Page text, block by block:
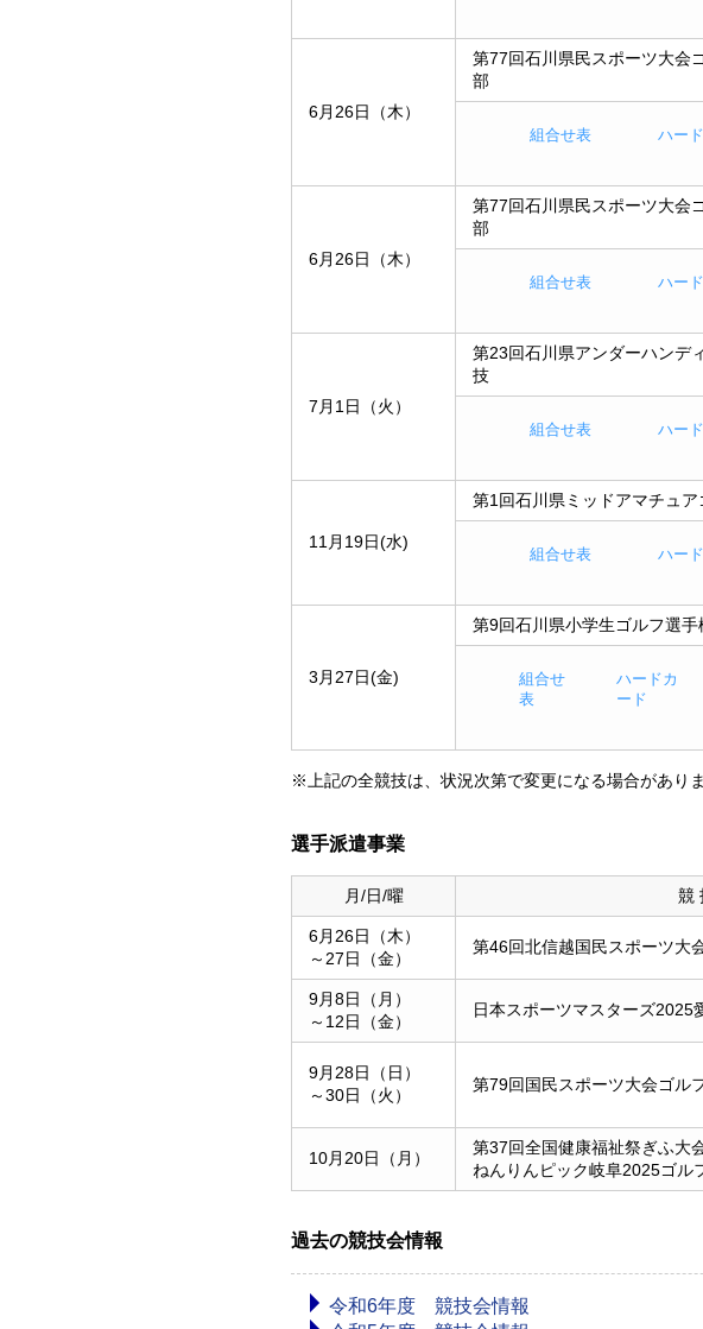
6月26日（木）
第77回石川県民スポーツ大
部
組合せ表 ハー
6月26日（木）
第77回石川県民スポーツ大
部
組合せ表 ハー
7月1日（火）
第23回石川県アンダーハンデ
技
組合せ表 ハー
11月19日(水)
第1回石川県ミッドアマチュ
組合せ表 ハー
3月27日(金)
第9回石川県小学生ゴルフ選手
組合せ
表
ハードカ
ード
※上記の全競技は、状況次第で変更になる場合があり
選手派遣事業
月/日/曜 競
6月26日（木）
～27日（金）
第46回北信越国民スポーツ大
9月8日（月）
～12日（金）
日本スポーツマスターズ2025
9月28日（日）
～30日（火）
第79回国民スポーツ大会ゴル
10月20日（月）
第37回全国健康福祉祭ぎふ大
ねんりんピック岐阜2025ゴル
過去の競技会情報
令和6年度 競技会情報